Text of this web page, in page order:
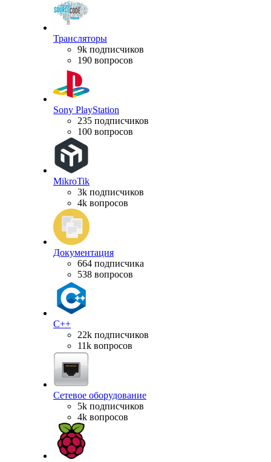
Трансляторы
9k подписчиков
190 вопросов
Sony PlayStation
235 подписчиков
100 вопросов
MikroTik
3k подписчиков
4k вопросов
Документация
664 подписчика
538 вопросов
C++
22k подписчиков
11k вопросов
Сетевое оборудование
5k подписчиков
4k вопросов